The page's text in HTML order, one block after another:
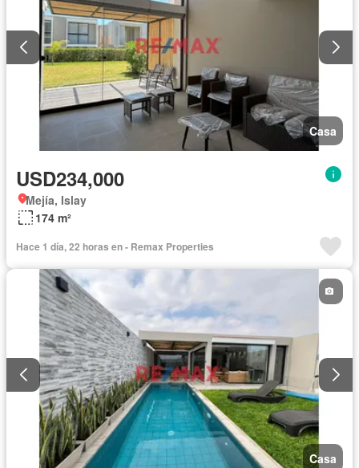
Casa
USD234,000
Mejía, Islay
174 m²
Hace 1 día, 22 horas en - Remax Properties
Casa